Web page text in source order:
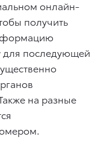
онлайн-
получить
для последующей
на разные